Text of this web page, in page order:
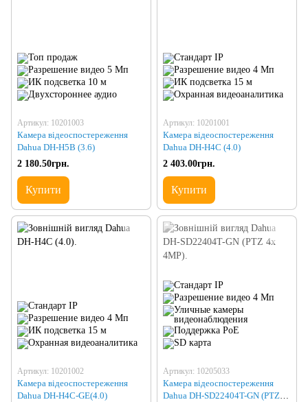
Артикул: 10201003
Камера відеоспостереження
Dahua DH-H5B (3.6)
2 180.50грн.
Купити
Артикул: 10201001
Камера відеоспостереження
Dahua DH-H4C (4.0)
2 403.00грн.
Купити
Артикул: 10201002
Камера відеоспостереження
Dahua DH-H4C-GE(4.0)
Артикул: 10205033
Камера відеоспостереження
Dahua DH-SD22404T-GN (PTZ